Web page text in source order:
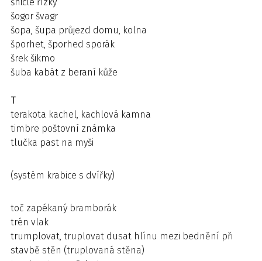
šogor švagr
šopa, šupa průjezd domu, kolna
šporhet, šporhed sporák
šrek šikmo
šuba kabát z beraní kůže
T
terakota kachel, kachlová kamna
timbre poštovní známka
tlučka past na myši
(systém krabice s dvířky)
toč zapékaný bramborák
trén vlak
trumplovat, truplovat dusat hlínu mezi bednění při
stavbě stěn (truplovaná stěna)